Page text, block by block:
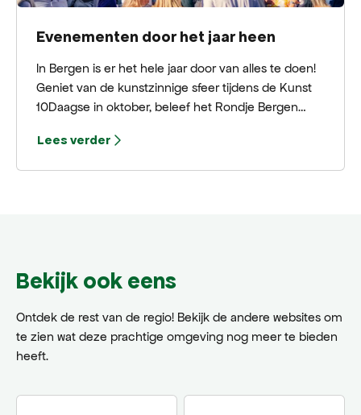
Evenementen door het jaar heen
In Bergen is er het hele jaar door van alles te doen!
Geniet van de kunstzinnige sfeer tijdens de Kunst
10Daagse in oktober, beleef het Rondje Bergen
sfeervolle Lichtjesavond. In de zomer kun je
Lees verder
Bekijk ook eens
Ontdek de rest van de regio! Bekijk de andere websites om
te zien wat deze prachtige omgeving nog meer te bieden
heeft.